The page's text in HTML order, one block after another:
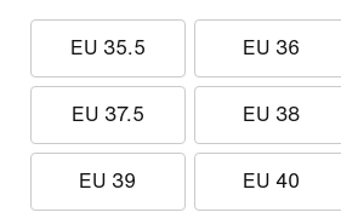
EU 35.5 EU 36
EU 37.5 EU 38
EU 39 EU 40